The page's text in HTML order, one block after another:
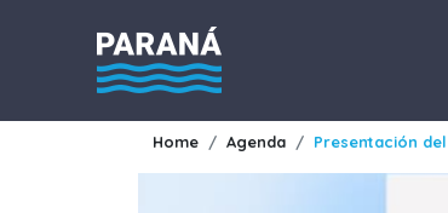
Home Agenda Presentación